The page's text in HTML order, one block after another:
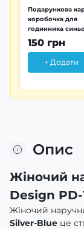
Подарункова
коробочка для
годинника
150 грн
+ Додати
Опис
Жіночий
Design
Жіночий
Silver-Blue це